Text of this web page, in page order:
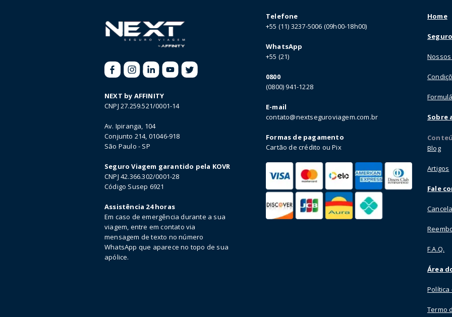
NEXT by AFFINITY
CNPJ 27.259.521/0001-14
Av. Ipiranga, 104
Conjunto 214, 01046-918
São Paulo - SP
Seguro Viagem garantido pela KOVR
CNPJ 42.366.302/0001-28
Código Susep 6921
Assistência 24 horas
Em caso de emergência durante a sua
viagem, entre em contato via
mensagem de texto no número
WhatsApp que aparece no topo de sua
apólice.
Telefone
+55 (11) 3237-5006 (09h00-18h00)
WhatsApp
+55 (21)
0800
(0800) 941-1228
E-mail
contato@nextseguroviagem.com.br
Formas de pagamento
Cartão de crédito ou Pix
Home
Sobre
Blog
Artigos
Fale
F.A.Q.
Área
Política
Termo